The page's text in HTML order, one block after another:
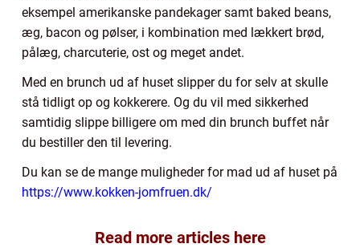
eksempel amerikanske pandekager samt baked beans,
æg, bacon og pølser, i kombination med lækkert brød,
pålæg, charcuterie, ost og meget andet.
Med en brunch ud af huset slipper du for selv at skulle
stå tidligt op og kokkerere. Og du vil med sikkerhed
samtidig slippe billigere om med din brunch buffet når
du bestiller den til levering.
Du kan se de mange muligheder for mad ud af huset på
https://www.kokken-jomfruen.dk/
Read more articles here